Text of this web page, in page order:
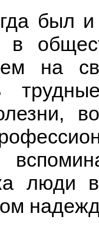
был
в
на
люди